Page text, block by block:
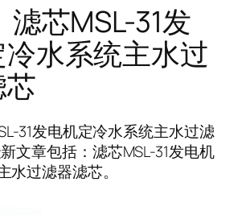
滤芯MSL-31发
水系统主水过
31发电机定冷水系统主水过滤
文章包括：滤芯MSL-31发电机
水过滤器滤芯。